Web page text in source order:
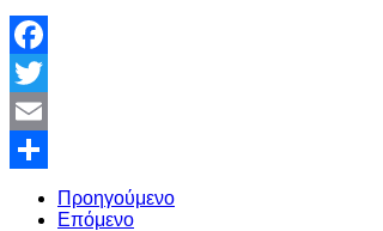
Facebook
Twitter
Email
Share
Προηγούμενο
Επόμενο